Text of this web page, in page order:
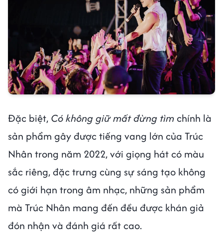
Đặc biệt, Có không giữ mất đừng tìm chính là
sản phẩm gây được tiếng vang lớn của Trúc
Nhân trong năm 2022, với giọng hát có màu
sắc riêng, đặc trưng cùng sự sáng tạo không
có giới hạn trong âm nhạc, những sản phẩm
mà Trúc Nhân mang đến đều được khán giả
đón nhận và đánh giá rất cao.